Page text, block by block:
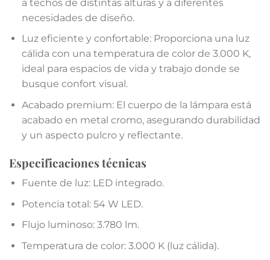
a techos de distintas alturas y a diferentes
necesidades de diseño.
Luz eficiente y confortable: Proporciona una luz
cálida con una temperatura de color de 3.000 K,
ideal para espacios de vida y trabajo donde se
busque confort visual.
Acabado premium: El cuerpo de la lámpara está
acabado en metal cromo, asegurando durabilidad
y un aspecto pulcro y reflectante.
Especificaciones técnicas
Fuente de luz: LED integrado.
Potencia total: 54 W LED.
Flujo luminoso: 3.780 lm.
Temperatura de color: 3.000 K (luz cálida).